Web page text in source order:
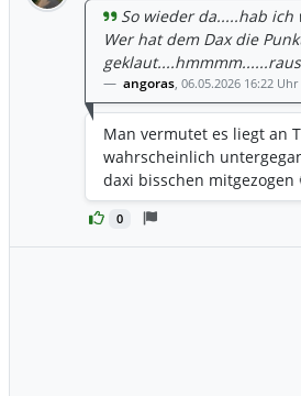
0
So wieder da.....hab ich
Wer hat dem Dax die
angoras, 06.05.2026 16:22 Uhr
Man vermutet es liegt an
wahrscheinlich
daxi bisschen mitgezogen